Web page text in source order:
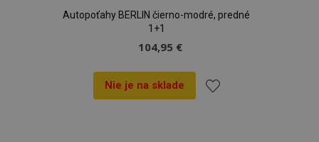
Autopoťahy BERLIN čierno-modré, predné
1+1
104,95 €
Nie je na sklade